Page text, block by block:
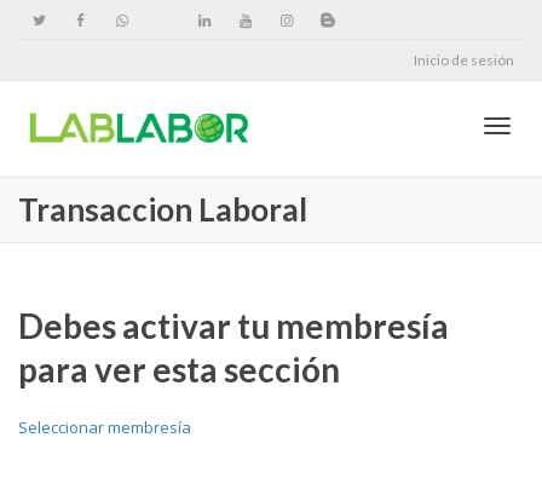
Inicio de sesión
Transaccion Laboral
Debes activar tu membresía
para ver esta sección
Seleccionar membresía